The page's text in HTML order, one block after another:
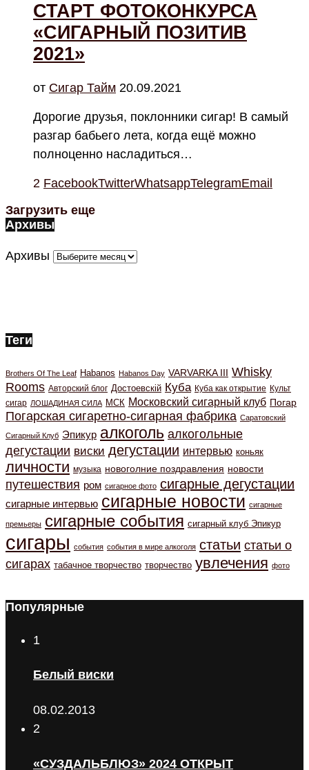
СТАРТ ФОТОКОНКУРСА
«СИГАРНЫЙ ПОЗИТИВ
2021»
от Cигар Тайм 20.09.2021
Дорогие друзья, поклонники сигар! В самый
разгар бабьего лета, когда ещё можно
полноценно насладиться…
2 FacebookTwitterWhatsappTelegramEmail
Загрузить еще
Архивы
Архивы
Теги
Brothers Of The Leaf Habanos Habanos Day VARVARKA III Whisky
Rooms Авторский блог Достоевскiй Куба Куба как открытие Культ
сигар ЛОШАДИНАЯ СИЛА МСК Московский сигарный клуб Погар
Погарская сигаретно-сигарная фабрика Саратовский
Сигарный Клуб Эпикур алкоголь алкогольные
дегустации виски дегустации интервью коньяк
личности музыка новоголние поздравления новости
путешествия ром сигарное фото сигарные дегустации
сигарные интервью сигарные новости сигарные
премьеры сигарные события сигарный клуб Эпикур
сигары события события в мире алкоголя статьи статьи о
сигарах табачное творчество творчество увлечения фото
Популярные
1
Белый виски
08.02.2013
2
«СУЗДАЛЬБЛЮЗ» 2024 ОТКРЫТ